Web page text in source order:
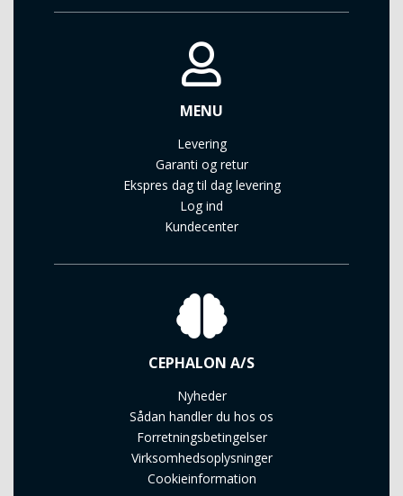
MENU
Levering
Garanti og retur
Ekspres dag til dag levering
Log ind
Kundecenter
CEPHALON A/S
Nyheder
Sådan handler du hos os
Forretningsbetingelser
Virksomhedsoplysninger
Cookieinformation